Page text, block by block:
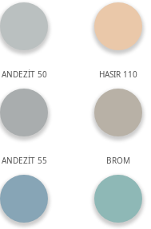
ANDEZİT 50 HASIR 110
ANDEZİT 55 BROM